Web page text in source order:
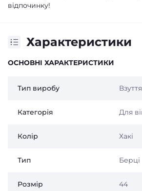
відпочинку!
Характеристики
ОСНОВНІ ХАРАКТЕРИСТИКИ
Тип виробу Взуття
Категорія Для
Колір Хакі
Тип Берці
Розмір 44